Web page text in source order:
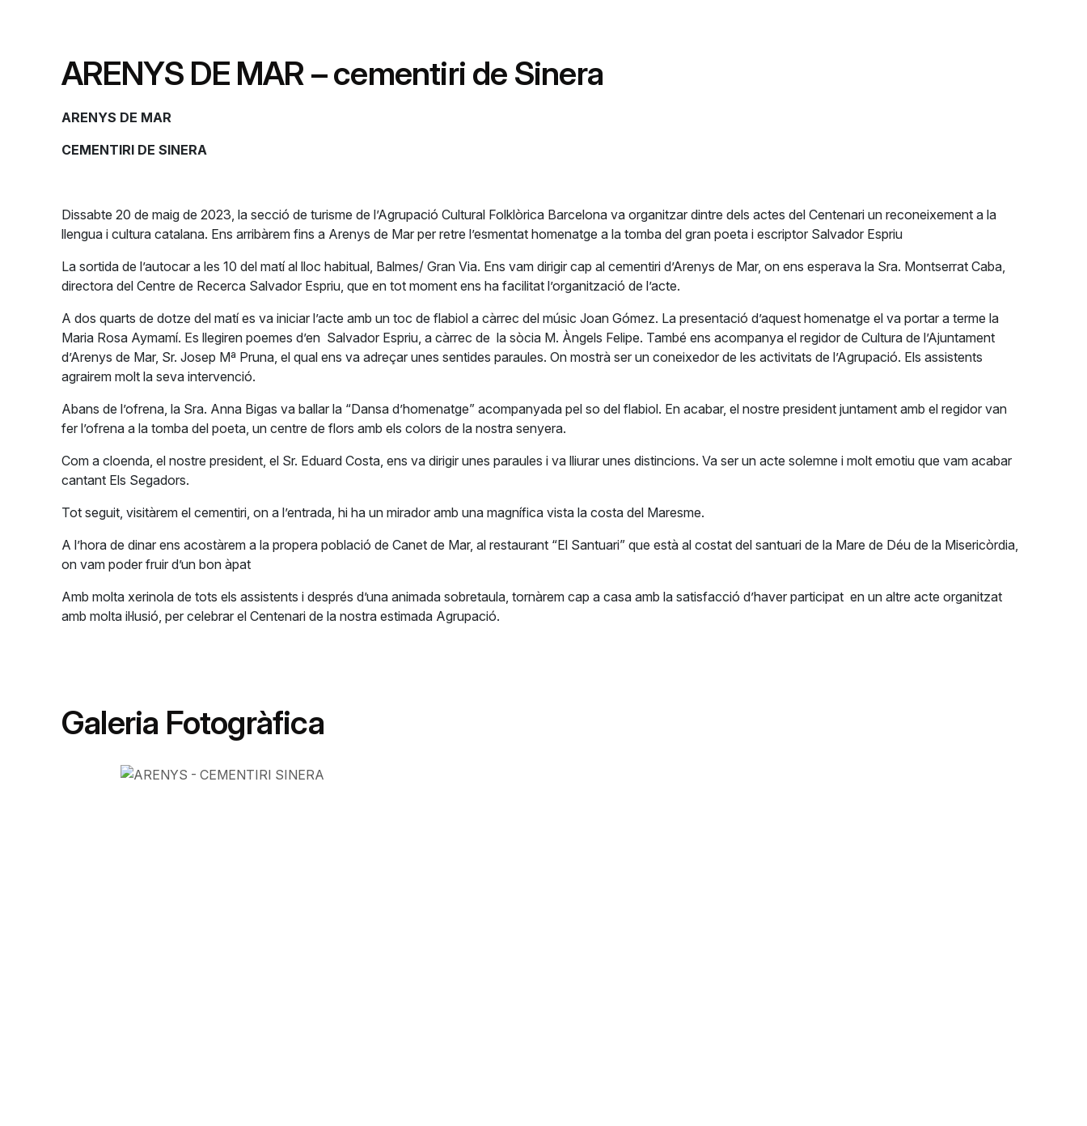
ARENYS DE MAR – cementiri de Sinera
ARENYS DE MAR
CEMENTIRI DE SINERA
Dissabte 20 de maig de 2023, la secció de turisme de l’Agrupació Cultural Folklòrica Barcelona va organitzar dintre dels actes del Centenari un reconeixement a la
llengua i cultura catalana. Ens arribàrem fins a Arenys de Mar per retre l’esmentat homenatge a la tomba del gran poeta i escriptor Salvador Espriu
La sortida de l’autocar a les 10 del matí al lloc habitual, Balmes/ Gran Via. Ens vam dirigir cap al cementiri d’Arenys de Mar, on ens esperava la Sra. Montserrat Caba,
directora del Centre de Recerca Salvador Espriu, que en tot moment ens ha facilitat l’organització de l’acte.
A dos quarts de dotze del matí es va iniciar l’acte amb un toc de flabiol a càrrec del músic Joan Gómez. La presentació d’aquest homenatge el va portar a terme la
Maria Rosa Aymamí. Es llegiren poemes d’en Salvador Espriu, a càrrec de la sòcia M. Àngels Felipe. També ens acompanya el regidor de Cultura de l’Ajuntament
d’Arenys de Mar, Sr. Josep Mª Pruna, el qual ens va adreçar unes sentides paraules. On mostrà ser un coneixedor de les activitats de l’Agrupació. Els assistents
agrairem molt la seva intervenció.
Abans de l’ofrena, la Sra. Anna Bigas va ballar la “Dansa d’homenatge” acompanyada pel so del flabiol. En acabar, el nostre president juntament amb el regidor van
fer l’ofrena a la tomba del poeta, un centre de flors amb els colors de la nostra senyera.
Com a cloenda, el nostre president, el Sr. Eduard Costa, ens va dirigir unes paraules i va lliurar unes distincions. Va ser un acte solemne i molt emotiu que vam acabar
cantant Els Segadors.
Tot seguit, visitàrem el cementiri, on a l’entrada, hi ha un mirador amb una magnífica vista la costa del Maresme.
A l’hora de dinar ens acostàrem a la propera població de Canet de Mar, al restaurant “El Santuari” que està al costat del santuari de la Mare de Déu de la Misericòrdia,
on vam poder fruir d’un bon àpat
Amb molta xerinola de tots els assistents i després d’una animada sobretaula, tornàrem cap a casa amb la satisfacció d’haver participat en un altre acte organitzat
amb molta il·lusió, per celebrar el Centenari de la nostra estimada Agrupació.
Galeria Fotogràfica